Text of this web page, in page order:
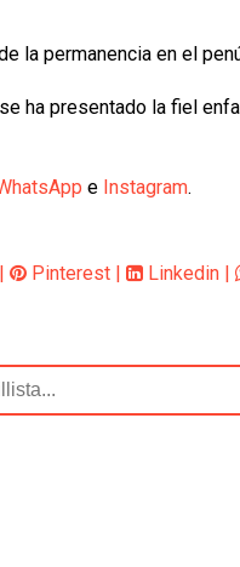
permanencia en el
ha presentado la fiel
e Instagram.
| Pinterest | Linkedin |